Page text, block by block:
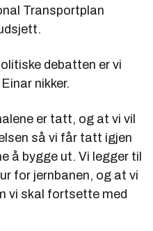
Transportplan
debatten er vi
nikker.
er tatt, og at vi vil
så vi får tatt igjen
å bygge ut. Vi legger til
for jernbanen, og at vi
vi skal fortsette med